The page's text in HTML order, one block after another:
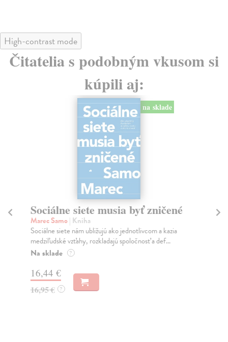
High-contrast mode
Čitatelia s podobným vkusom si
kúpili aj:
na sklade
Sociálne siete musia byť zničené
Marec Samo| Kniha
Sociálne siete nám ubližujú ako jednotlivcom a kazia
medziľudské vzťahy, rozkladajú spoločnosť a def...
Na sklade ?
16,44 €
16,95 € ?